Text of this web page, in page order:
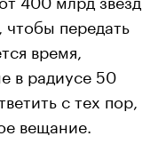
передать
время,
в радиусе 50
с тех пор,
вещание.